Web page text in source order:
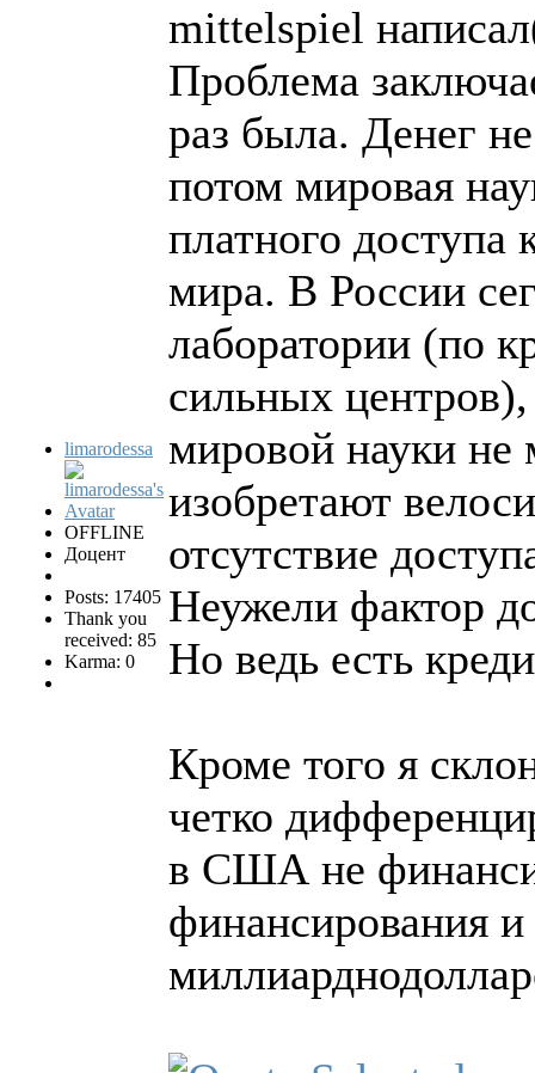
limarodessa
OFFLINE
Доцент
Posts: 17405
Thank you
received: 85
Karma: 0
mittelspiel
Проблема
раз была. Денег
потом мировая
платного доступа
мира. В России
лаборатории (по
сильных
мировой науки не
изобретают
отсутствие
Неужели фактор
Но ведь есть
Кроме того я
четко
в США не
финансирования